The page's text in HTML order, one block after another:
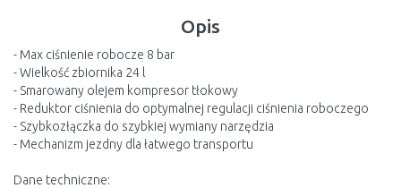
Opis
- Max ciśnienie robocze 8 bar
- Wielkość zbiornika 24 l
- Smarowany olejem kompresor tłokowy
- Reduktor ciśnienia do optymalnej regulacji ciśnienia roboczego
- Szybkozłączka do szybkiej wymiany narzędzia
- Mechanizm jezdny dla łatwego transportu
Dane techniczne: